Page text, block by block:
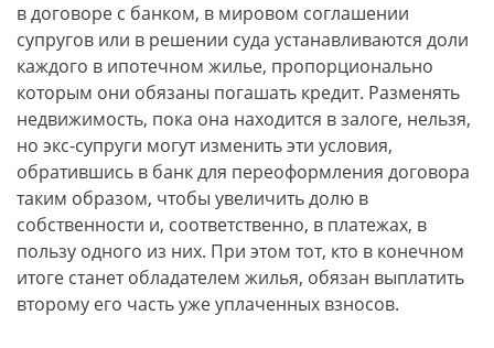
в договоре с банком, в мировом соглашении
супругов или в решении суда устанавливаются доли
каждого в ипотечном жилье, пропорционально
которым они обязаны погашать кредит. Разменять
недвижимость, пока она находится в залоге, нельзя,
но экс-супруги могут изменить эти условия,
обратившись в банк для переоформления договора
таким образом, чтобы увеличить долю в
собственности и, соответственно, в платежах, в
пользу одного из них. При этом тот, кто в конечном
итоге станет обладателем жилья, обязан выплатить
второму его часть уже уплаченных взносов.